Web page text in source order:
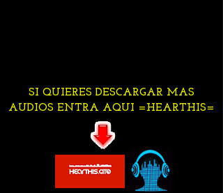
SI QUIERES DESCARGAR MAS
AUDIOS ENTRA AQUI =HEARTHIS=